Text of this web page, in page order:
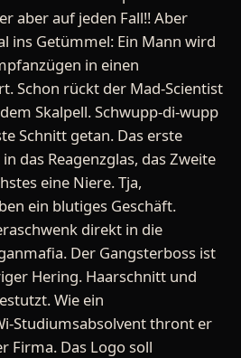
aber auf jeden Fall!! Aber
ins Getümmel: Ein Mann wird
in einen
Schon rückt der Mad-Scientist
Skalpell. Schwupp-di-wupp
Schnitt getan. Das erste
das Reagenzglas, das Zweite
eine Niere. Tja,
ein blutiges Geschäft.
direkt in die
Der Gangsterboss ist
Hering. Haarschnitt und
Wie ein
Studiumsabsolvent thront er
Firma. Das Logo soll